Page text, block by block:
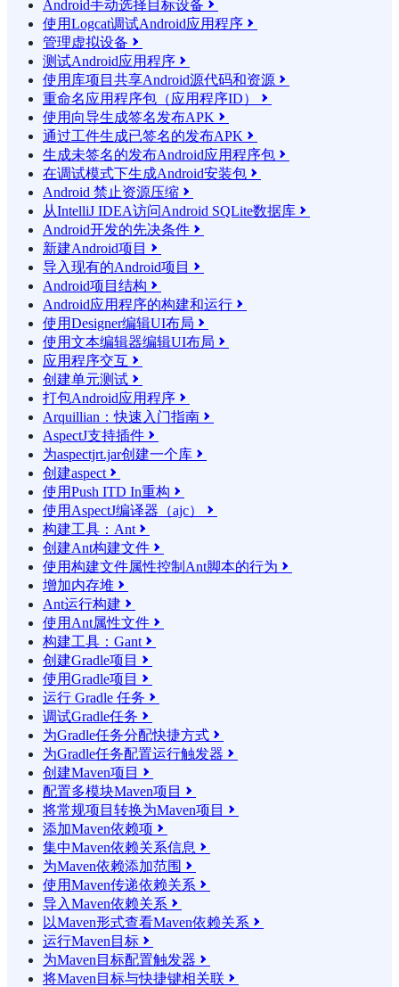
Android手动选择目标设备 
使用Logcat调试Android应用程序 
管理虚拟设备 
测试Android应用程序 
使用库项目共享Android源代码和资源 
重命名应用程序包（应用程序ID） 
使用向导生成签名发布APK 
通过工件生成已签名的发布APK 
生成未签名的发布Android应用程序包 
在调试模式下生成Android安装包 
Android 禁止资源压缩 
从IntelliJ IDEA访问Android SQLite数据库 
Android开发的先决条件 
新建Android项目 
导入现有的Android项目 
Android项目结构 
Android应用程序的构建和运行 
使用Designer编辑UI布局 
使用文本编辑器编辑UI布局 
应用程序交互 
创建单元测试 
打包Android应用程序 
Arquillian：快速入门指南 
AspectJ支持插件 
为aspectjrt.jar创建一个库 
创建aspect 
使用Push ITD In重构 
使用AspectJ编译器（ajc） 
构建工具：Ant 
创建Ant构建文件 
使用构建文件属性控制Ant脚本的行为 
增加内存堆 
Ant运行构建 
使用Ant属性文件 
构建工具：Gant 
创建Gradle项目 
使用Gradle项目 
运行 Gradle 任务 
调试Gradle任务 
为Gradle任务分配快捷方式 
为Gradle任务配置运行触发器 
创建Maven项目 
配置多模块Maven项目 
将常规项目转换为Maven项目 
添加Maven依赖项 
集中Maven依赖关系信息 
为Maven依赖添加范围 
使用Maven传递依赖关系 
导入Maven依赖关系 
以Maven形式查看Maven依赖关系 
运行Maven目标 
为Maven目标配置触发器 
将Maven目标与快捷键相关联 